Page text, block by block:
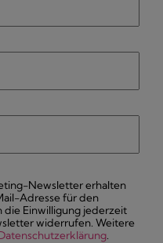
Newsletter erhalten
Adresse für den
die Einwilligung jederzeit
widerrufen. Weitere
.